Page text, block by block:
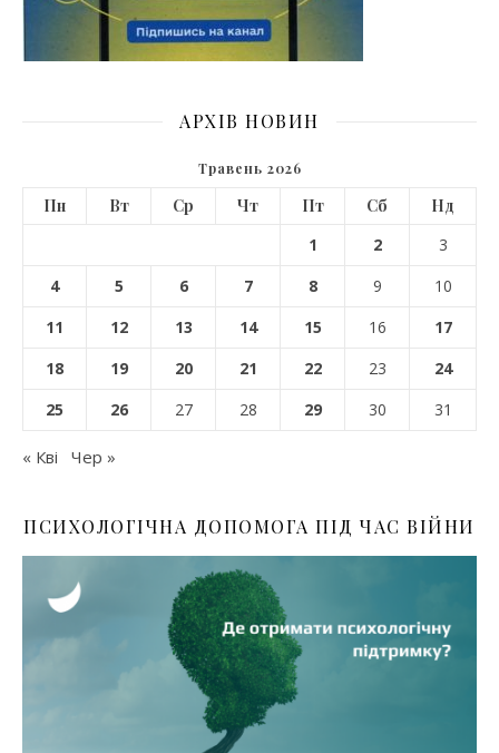
АРХІВ НОВИН
Травень 2026
Пн Вт Ср Чт Пт Сб
Нд
1
2
3
4
5 6 7 8 9
10
11
12 13 14 15 16
17
18
19 20 21 22 23
24
25
26 27 28 29 30 31
« Кві Чер »
ПСИХОЛОГІЧНА ДОПОМОГА ПІД ЧАС ВІЙНИ